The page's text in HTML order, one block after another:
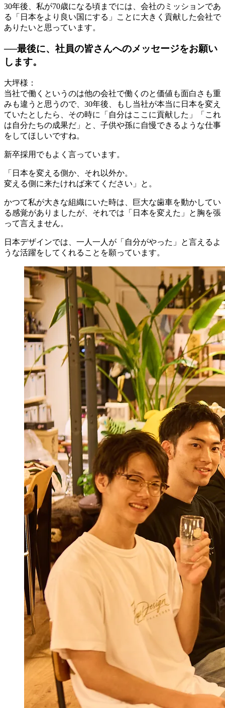
30年後、私が70歳になる頃までには、会社のミッションであ
る「日本をより良い国にする」ことに大きく貢献した会社で
ありたいと思っています。
──最後に、社員の皆さんへのメッセージをお願い
します。
大坪様：
当社で働くというのは他の会社で働くのと価値も面白さも重
みも違うと思うので、30年後、もし当社が本当に日本を変え
ていたとしたら、その時に「自分はここに貢献した」「これ
は自分たちの成果だ」と、子供や孫に自慢できるような仕事
をしてほしいですね。
新卒採用でもよく言っています。
「日本を変える側か、それ以外か。
変える側に来たければ来てください」と。
かつて私が大きな組織にいた時は、巨大な歯車を動かしてい
る感覚がありましたが、それでは「日本を変えた」と胸を張
って言えません。
日本デザインでは、一人一人が「自分がやった」と言えるよ
うな活躍をしてくれることを願っています。